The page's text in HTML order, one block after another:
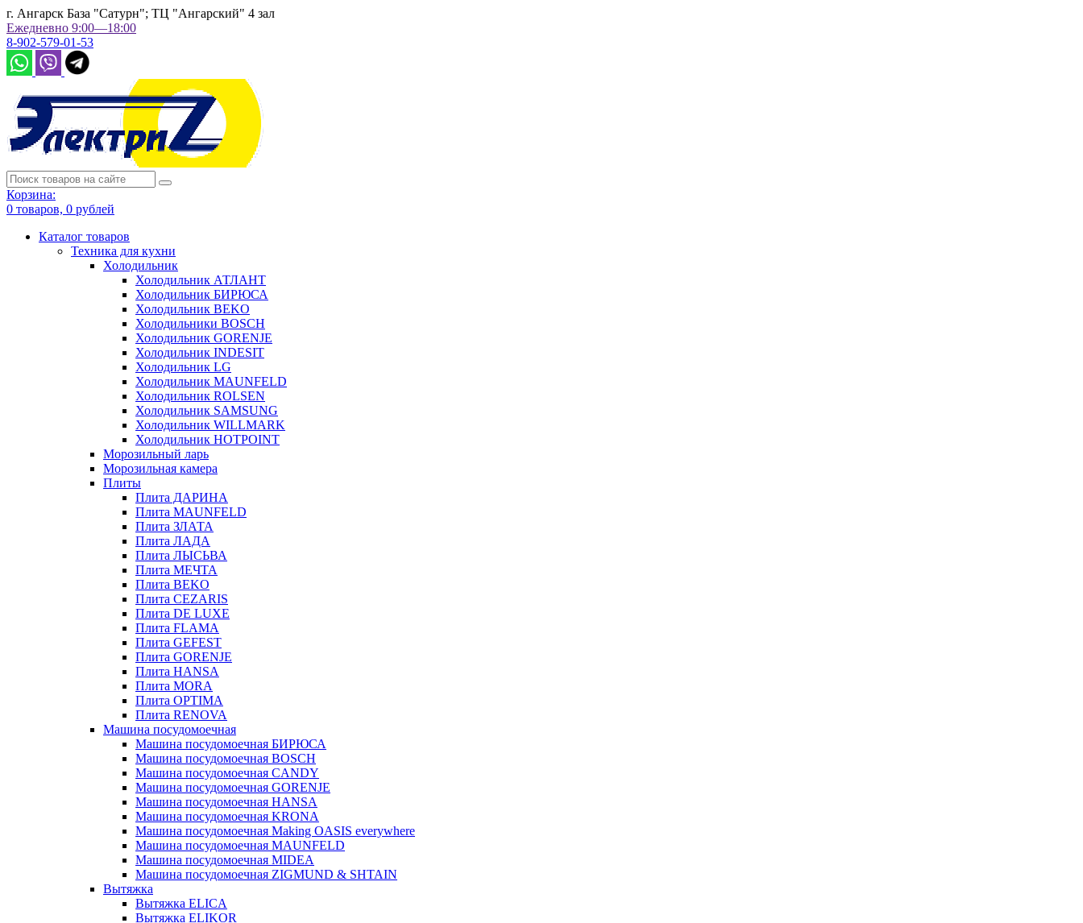
г. Ангарск База "Сатурн"; ТЦ "Ангарский" 4 зал
Ежедневно 9:00—18:00
8-902-579-01-53
Корзина:
0 товаров, 0 рублей
Каталог товаров
Техника для кухни
Холодильник
Холодильник АТЛАНТ
Холодильник БИРЮСА
Холодильник BEKO
Холодильники BOSCH
Холодильник GORENJE
Холодильник INDESIT
Холодильник LG
Холодильник MAUNFELD
Холодильник ROLSEN
Холодильник SAMSUNG
Холодильник WILLMARK
Холодильник HOTPOINT
Морозильный ларь
Морозильная камера
Плиты
Плита ДАРИНА
Плита MAUNFELD
Плита ЗЛАТА
Плита ЛАДА
Плита ЛЫСЬВА
Плита МЕЧТА
Плита BEKO
Плита CEZARIS
Плита DE LUXE
Плита FLAMA
Плита GEFEST
Плита GORENJE
Плита HANSA
Плита MORA
Плита OPTIMA
Плита RENOVA
Машина посудомоечная
Машина посудомоечная БИРЮСА
Машина посудомоечная BOSCH
Машина посудомоечная CANDY
Машина посудомоечная GORENJE
Машина посудомоечная HANSA
Машина посудомоечная KRONA
Машина посудомоечная Making OASIS everywhere
Машина посудомоечная MAUNFELD
Машина посудомоечная MIDEA
Машина посудомоечная ZIGMUND & SHTAIN
Вытяжка
Вытяжка ELICA
Вытяжка ELIKOR